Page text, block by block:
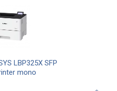
LBP325X SFP
mono